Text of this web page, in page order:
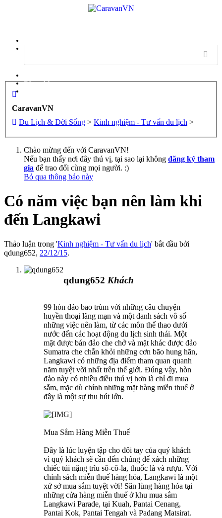
Đăng nhập
CaravanVN
Du Lịch & Đời Sống > Kinh nghiệm - Tư vấn du lịch >
Chào mừng đến với CaravanVN!
Nếu bạn thấy nơi đây thú vị, tại sao lại không đăng ký tham
gia để trao đổi cùng mọi người. :)
Bỏ qua thông báo này
Có năm việc bạn nên làm khi
đến Langkawi
Thảo luận trong 'Kinh nghiệm - Tư vấn du lịch' bắt đầu bởi
qdung652, 22/12/15.
qdung652 Khách
99 hòn đảo bao trùm với những câu chuyện
huyền thoại lãng mạn và một danh sách vô số
những việc nên làm, từ các môn thể thao dưới
nước đến các hoạt động du lịch sinh thái. Một
mặt được bán đảo che chở và mặt khác được đảo
Sumatra che chắn khỏi những cơn bão hung hãn,
Langkawi có những địa điểm tham quan quanh
năm tuyệt vời nhất trên thế giới. Đúng vậy, hòn
đảo này có nhiều điều thú vị hơn là chỉ đi mua
sắm, mặc dù chính những mặt hàng miễn thuế ở
đây là một sự thu hút lớn.
Mua Sắm Hàng Miễn Thuế
Đây là lúc luyện tập cho đôi tay của quý khách
vì quý khách sẽ cần đến chúng để xách những
chiếc túi nặng trĩu sô-cô-la, thuốc là và rượu. Với
chính sách miễn thuế hàng hóa, Langkawi là một
xứ sở mua sắm tuyệt vời! Săn lùng hàng hóa tại
những cửa hàng miễn thuế ở khu mua sắm
Langkawi Parade, tại Kuah, Pantai Cenang,
Pantai Kok, Pantai Tengah và Padang Matsirat.